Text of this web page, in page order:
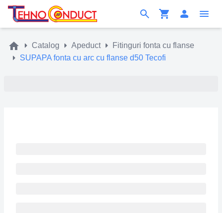
Catalog Apeduct
Fitinguri fonta cu flanse
SUPAPA fonta cu arc cu flanse d50 Tecofi